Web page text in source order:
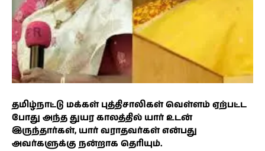
தமிழ்நாட்டு மக்கள் புத்திசாலிகள் வெள்ளம் ஏற்பட்ட
போது அந்த துயர காலத்தில் யார் உடன்
இருந்தார்கள், யார் வராதவர்கள் என்பது
அவர்களுக்கு நன்றாக தெரியும்.